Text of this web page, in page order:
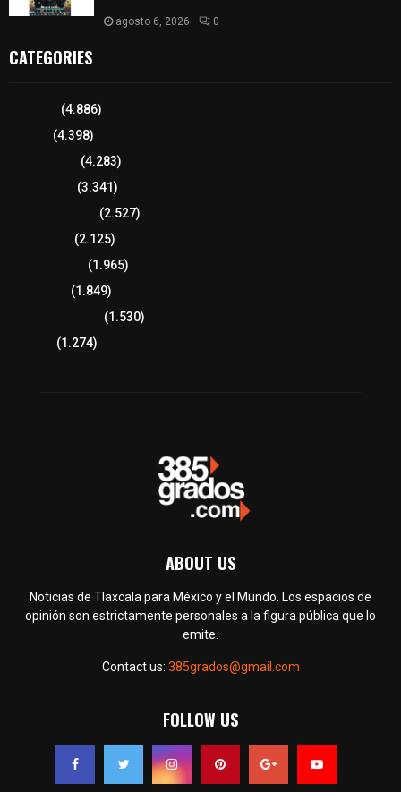
agosto 6, 2026 0
CATEGORIES
(4.886)
(4.398)
(4.283)
(3.341)
(2.527)
(2.125)
(1.965)
(1.849)
(1.530)
(1.274)
ABOUT US
Noticias de Tlaxcala para México y el Mundo. Los espacios de
opinión son estrictamente personales a la figura pública que lo
emite.
Contact us: 385grados@gmail.com
FOLLOW US